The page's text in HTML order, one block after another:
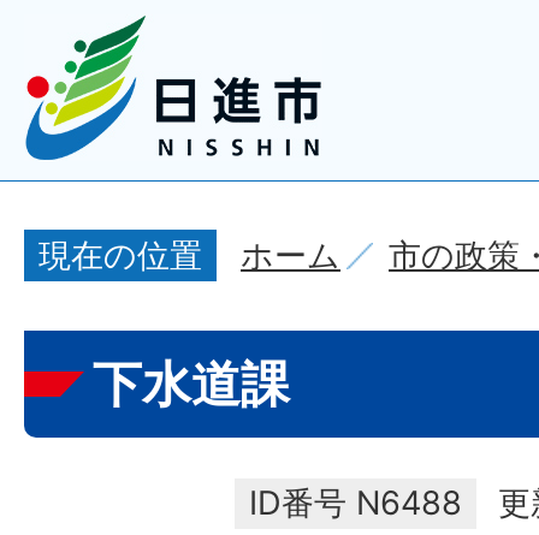
現在の位置 ホーム 市の政策
下水道課
ID番号 N6488